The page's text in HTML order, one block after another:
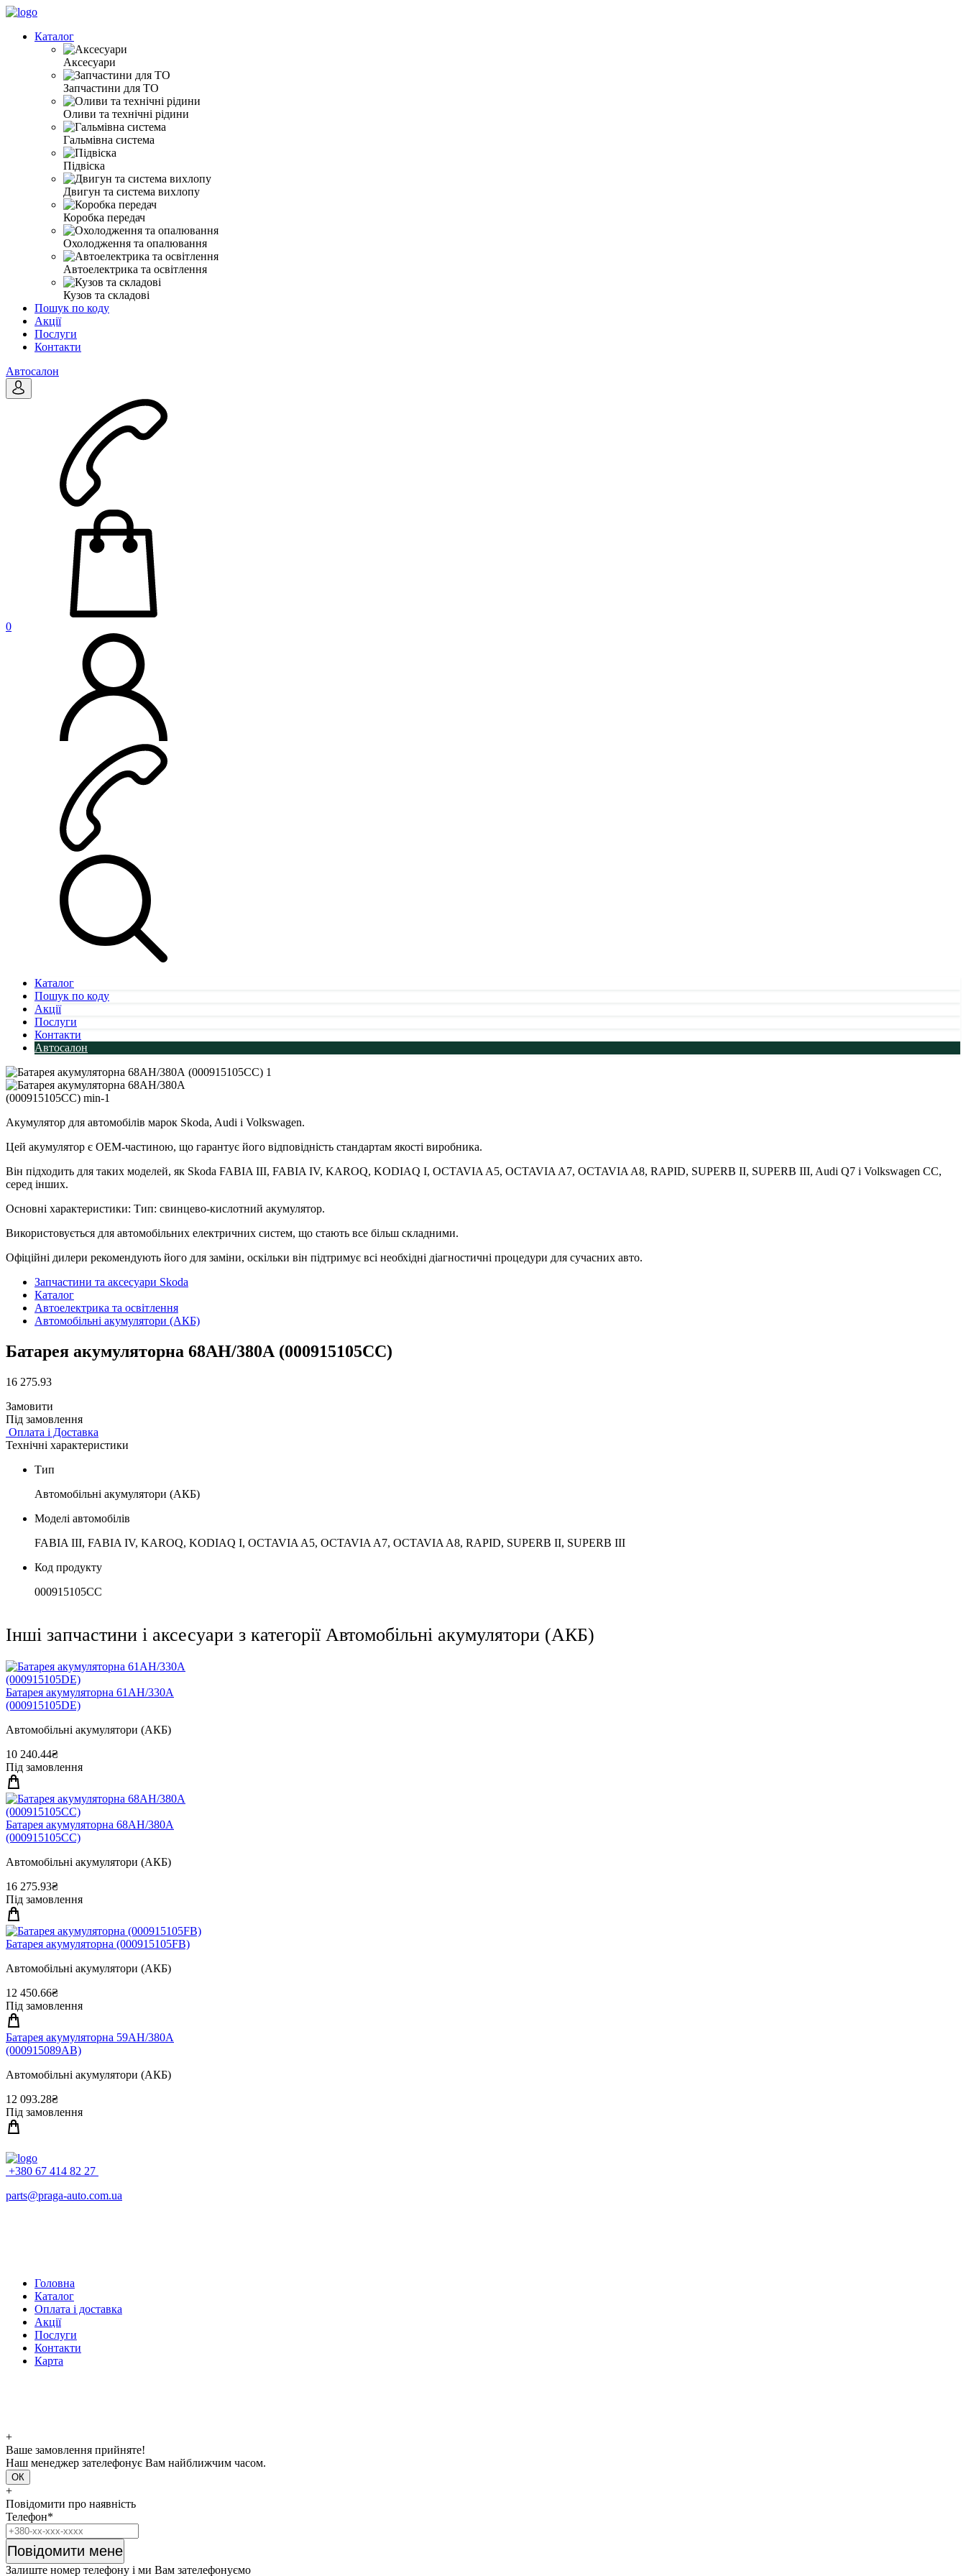
Каталог
Аксесуари
Запчастини для ТО
Оливи та технічні рідини
Гальмівна система
Підвіска
Двигун та система вихлопу
Коробка передач
Охолодження та опалювання
Автоелектрика та освітлення
Кузов та складові
Пошук по коду
Акції
Послуги
Контакти
Автосалон
0
Каталог
Пошук по коду
Акції
Послуги
Контакти
Автосалон
Акумулятор для автомобілів марок Skoda, Audi і Volkswagen.
Цей акумулятор є OEM-частиною, що гарантує його відповідність стандартам якості виробника.
Він підходить для таких моделей, як Skoda FABIA III, FABIA IV, KAROQ, KODIAQ I, OCTAVIA A5, OCTAVIA A7, OCTAVIA A8, RAPID, SUPERB II, SUPERB III, Audi Q7 і Volkswagen CC,
серед інших.
Основні характеристики: Тип: свинцево-кислотний акумулятор.
Використовується для автомобільних електричних систем, що стають все більш складними.
Офіційні дилери рекомендують його для заміни, оскільки він підтримує всі необхідні діагностичні процедури для сучасних авто.
Запчастини та аксесуари Skoda
Каталог
Автоелектрика та освітлення
Автомобільні акумулятори (АКБ)
Батарея акумуляторна 68АН/380А (000915105CC)
16 275.93
Замовити
Під замовлення
Оплата і Доставка
Технічні характеристики
Тип
Автомобільні акумулятори (АКБ)
Моделі автомобілів
FABIA III, FABIA IV, KAROQ, KODIAQ I, OCTAVIA A5, OCTAVIA A7, OCTAVIA A8, RAPID, SUPERB II, SUPERB III
Код продукту
000915105CC
Інші запчастини і аксесуари з категорії Автомобільні акумулятори (АКБ)
Батарея акумуляторна 61АН/330А
(000915105DE)
Автомобільні акумулятори (АКБ)
10 240.44₴
Під замовлення
Батарея акумуляторна 68АН/380А
(000915105CC)
Автомобільні акумулятори (АКБ)
16 275.93₴
Під замовлення
Батарея акумуляторна (000915105FB)
Автомобільні акумулятори (АКБ)
12 450.66₴
Під замовлення
Батарея акумуляторна 59АН/380А
(000915089AB)
Автомобільні акумулятори (АКБ)
12 093.28₴
Під замовлення
+380 67 414 82 27
parts@praga-auto.com.ua
Головна
Каталог
Оплата і доставка
Акції
Послуги
Контакти
Карта
+
Ваше замовлення прийняте!
Наш менеджер зателефонує Вам найближчим часом.
ОК
+
Повідомити про наявність
Телефон*
Повідомити мене
Залиште номер телефону і ми Вам зателефонуємо